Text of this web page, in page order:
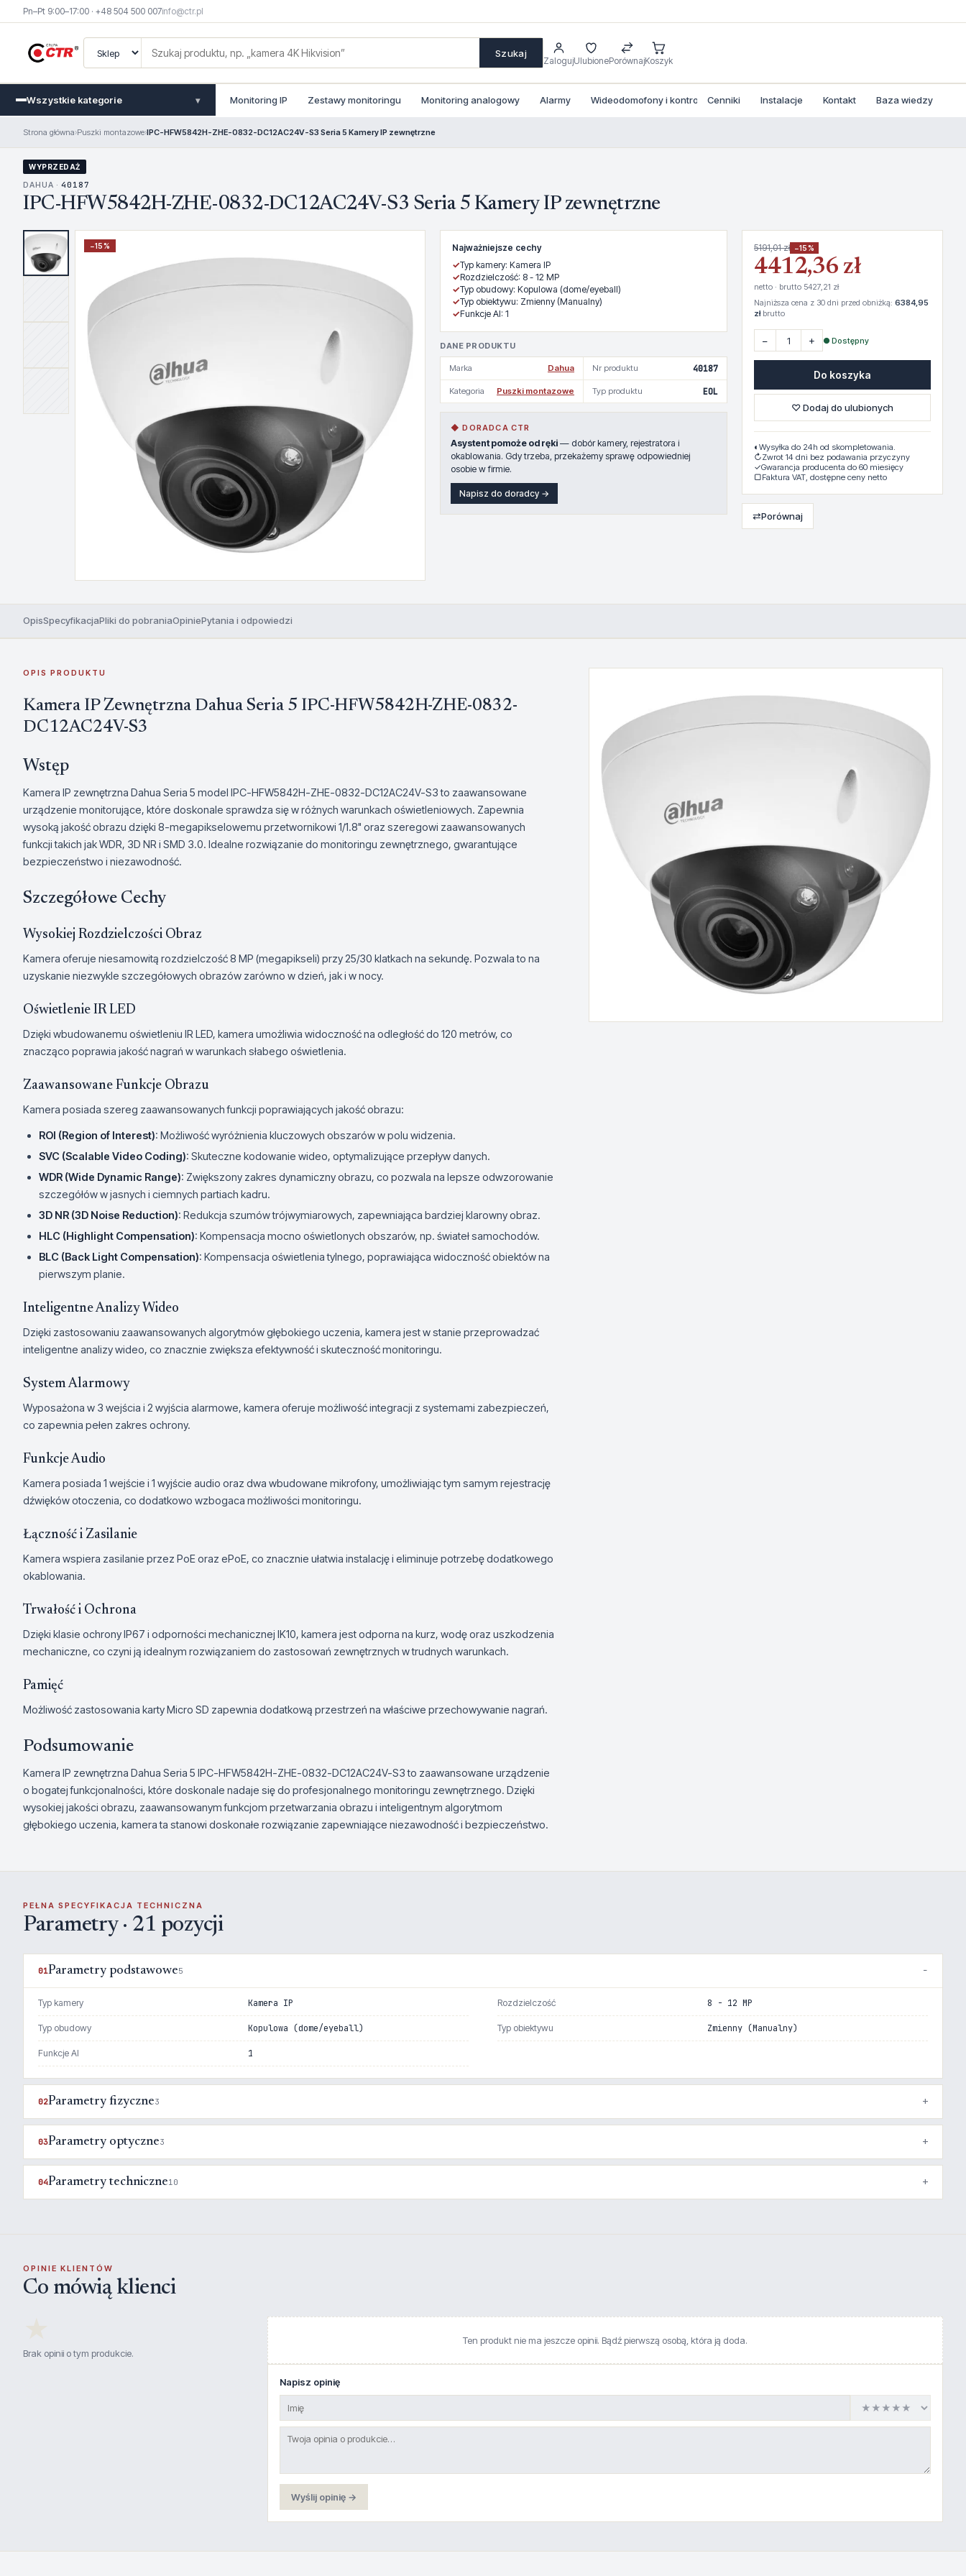
Pn–Pt 9:00–17:00 · +48 504 500 007info@ctr.pl
Szukaj
ZalogujUlubionePorównajKoszyk
Wszystkie kategorie ▾ Monitoring IP Zestawy monitoringu Monitoring analogowy Alarmy Wideodomofony i kontrola dostepu
Cenniki Instalacje Kontakt Baza wiedzy
Strona główna›Puszki montazowe›IPC-HFW5842H-ZHE-0832-DC12AC24V-S3 Seria 5 Kamery IP zewnętrzne
WYPRZEDAŻ
DAHUA · 40187
IPC-HFW5842H-ZHE-0832-DC12AC24V-S3 Seria 5 Kamery IP zewnętrzne
−15%
Najważniejsze cechy
✓Typ kamery: Kamera IP
✓Rozdzielczość: 8 - 12 MP
✓Typ obudowy: Kopulowa (dome/eyeball)
✓Typ obiektywu: Zmienny (Manualny)
✓Funkcje AI: 1
DANE PRODUKTU
Marka Dahua Nr produktu 40187
Kategoria Puszki montazowe Typ produktu EOL
◆ DORADCA CTR
Asystent pomoże od ręki — dobór kamery, rejestratora i
okablowania. Gdy trzeba, przekażemy sprawę odpowiedniej
osobie w firmie.
Napisz do doradcy →
5191,01 zł −15%
4412,36 zł
netto · brutto 5427,21 zł
Najniższa cena z 30 dni przed obniżką: 6384,95
złbrutto
− + ● Dostępny
Do koszyka
♡ Dodaj do ulubionych
◐ Wysyłka do 24h od skompletowania.
↻Zwrot 14 dni bez podawania przyczyny
✓Gwarancja producenta do 60 miesięcy
▢Faktura VAT, dostępne ceny netto
⇄Porównaj
OpisSpecyfikacjaPliki do pobraniaOpiniePytania i odpowiedzi
OPIS PRODUKTU
Kamera IP Zewnętrzna Dahua Seria 5 IPC-HFW5842H-ZHE-0832-
DC12AC24V-S3
Wstęp
Kamera IP zewnętrzna Dahua Seria 5 model IPC-HFW5842H-ZHE-0832-DC12AC24V-S3 to zaawansowane
urządzenie monitorujące, które doskonale sprawdza się w różnych warunkach oświetleniowych. Zapewnia
wysoką jakość obrazu dzięki 8-megapikselowemu przetwornikowi 1/1.8" oraz szeregowi zaawansowanych
funkcji takich jak WDR, 3D NR i SMD 3.0. Idealne rozwiązanie do monitoringu zewnętrznego, gwarantujące
bezpieczeństwo i niezawodność.
Szczegółowe Cechy
Wysokiej Rozdzielczości Obraz
Kamera oferuje niesamowitą rozdzielczość 8 MP (megapikseli) przy 25/30 klatkach na sekundę. Pozwala to na
uzyskanie niezwykle szczegółowych obrazów zarówno w dzień, jak i w nocy.
Oświetlenie IR LED
Dzięki wbudowanemu oświetleniu IR LED, kamera umożliwia widoczność na odległość do 120 metrów, co
znacząco poprawia jakość nagrań w warunkach słabego oświetlenia.
Zaawansowane Funkcje Obrazu
Kamera posiada szereg zaawansowanych funkcji poprawiających jakość obrazu:
ROI (Region of Interest): Możliwość wyróżnienia kluczowych obszarów w polu widzenia.
SVC (Scalable Video Coding): Skuteczne kodowanie wideo, optymalizujące przepływ danych.
WDR (Wide Dynamic Range): Zwiększony zakres dynamiczny obrazu, co pozwala na lepsze odwzorowanie
szczegółów w jasnych i ciemnych partiach kadru.
3D NR (3D Noise Reduction): Redukcja szumów trójwymiarowych, zapewniająca bardziej klarowny obraz.
HLC (Highlight Compensation): Kompensacja mocno oświetlonych obszarów, np. świateł samochodów.
BLC (Back Light Compensation): Kompensacja oświetlenia tylnego, poprawiająca widoczność obiektów na
pierwszym planie.
Inteligentne Analizy Wideo
Dzięki zastosowaniu zaawansowanych algorytmów głębokiego uczenia, kamera jest w stanie przeprowadzać
inteligentne analizy wideo, co znacznie zwiększa efektywność i skuteczność monitoringu.
System Alarmowy
Wyposażona w 3 wejścia i 2 wyjścia alarmowe, kamera oferuje możliwość integracji z systemami zabezpieczeń,
co zapewnia pełen zakres ochrony.
Funkcje Audio
Kamera posiada 1 wejście i 1 wyjście audio oraz dwa wbudowane mikrofony, umożliwiając tym samym rejestrację
dźwięków otoczenia, co dodatkowo wzbogaca możliwości monitoringu.
Łączność i Zasilanie
Kamera wspiera zasilanie przez PoE oraz ePoE, co znacznie ułatwia instalację i eliminuje potrzebę dodatkowego
okablowania.
Trwałość i Ochrona
Dzięki klasie ochrony IP67 i odporności mechanicznej IK10, kamera jest odporna na kurz, wodę oraz uszkodzenia
mechaniczne, co czyni ją idealnym rozwiązaniem do zastosowań zewnętrznych w trudnych warunkach.
Pamięć
Możliwość zastosowania karty Micro SD zapewnia dodatkową przestrzeń na właściwe przechowywanie nagrań.
Podsumowanie
Kamera IP zewnętrzna Dahua Seria 5 IPC-HFW5842H-ZHE-0832-DC12AC24V-S3 to zaawansowane urządzenie
o bogatej funkcjonalności, które doskonale nadaje się do profesjonalnego monitoringu zewnętrznego. Dzięki
wysokiej jakości obrazu, zaawansowanym funkcjom przetwarzania obrazu i inteligentnym algorytmom
głębokiego uczenia, kamera ta stanowi doskonałe rozwiązanie zapewniające niezawodność i bezpieczeństwo.
PEŁNA SPECYFIKACJA TECHNICZNA
Parametry · 21 pozycji
01Parametry podstawowe5
Typ kamery Kamera IP Rozdzielczość 8 - 12 MP
Typ obudowy Kopulowa (dome/eyeball) Typ obiektywu Zmienny (Manualny)
Funkcje AI 1
02Parametry fizyczne3
03Parametry optyczne3
04Parametry techniczne10
OPINIE KLIENTÓW
Co mówią klienci
Brak opinii o tym produkcie.
Ten produkt nie ma jeszcze opinii. Bądź pierwszą osobą, która ją doda.
Napisz opinię
Wyślij opinię →